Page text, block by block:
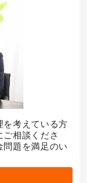
を考えている方
相談くださ
問題を満足のい